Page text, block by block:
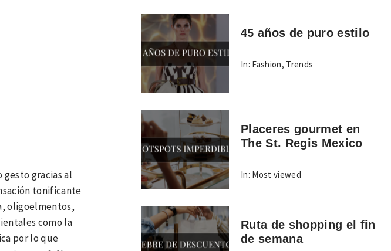
gracias al
tonificante
oligoelmentos,
como la
por lo que
45 años de puro estilo
In: Fashion, Trends
Placeres gourmet en
The St. Regis Mexico
In: Most viewed
Ruta de shopping el fin
de semana